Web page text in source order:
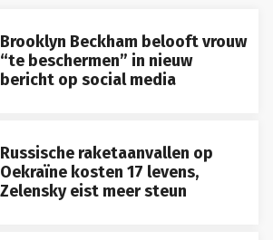
Brooklyn Beckham belooft vrouw
“te beschermen” in nieuw
bericht op social media
Russische raketaanvallen op
Oekraïne kosten 17 levens,
Zelensky eist meer steun